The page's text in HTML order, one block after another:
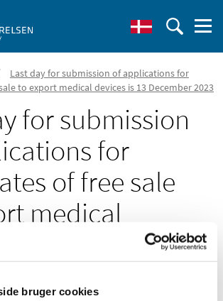
bruger cookies
Last day for submission of applications for
to export medical devices is 13 December 2023
for submission
for
of free sale
medical
is 13 December